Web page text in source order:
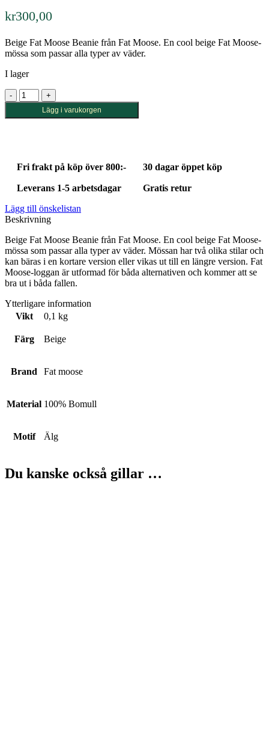
kr300,00
Beige Fat Moose Beanie från Fat Moose. En cool beige Fat Moose-
mössa som passar alla typer av väder.
I lager
Beige
Fat
MooseLägg i varukorgen
Fri frakt på köp över 800:- 30 dagar öppet köp
Leverans 1-5 arbetsdagar
Gratis retur
Lägg till önskelistan
Beskrivning
Beige Fat Moose Beanie från Fat Moose. En cool beige Fat Moose-
mössa som passar alla typer av väder. Mössan har två olika stilar och
kan bäras i en kortare version eller vikas ut till en längre version. Fat
Moose-loggan är utformad för båda alternativen och kommer att se
bra ut i båda fallen.
Ytterligare information
Vikt
0,1 kg
Färg Beige
Brand Fat moose
Material 100% Bomull
Motif Älg
Du kanske också gillar …